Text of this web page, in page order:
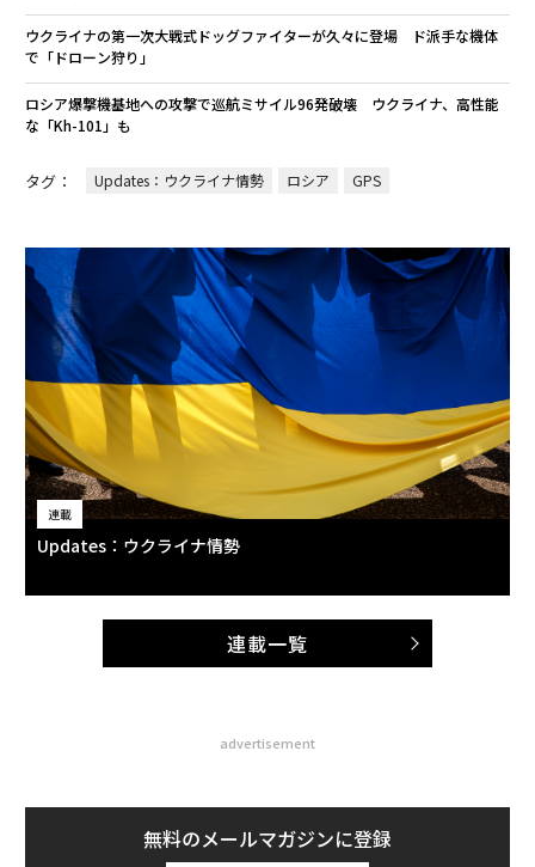
ウクライナの第一次大戦式ドッグファイターが久々に登場 ド派手な機体
で「ドローン狩り」
ロシア爆撃機基地への攻撃で巡航ミサイル96発破壊 ウクライナ、高性能
な「Kh-101」も
タグ： Updates：ウクライナ情勢 ロシア GPS
連載
Updates：ウクライナ情勢
連載一覧
advertisement
無料のメールマガジンに登録